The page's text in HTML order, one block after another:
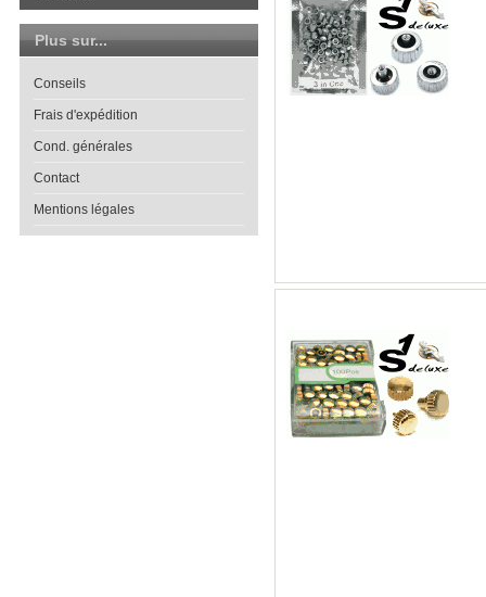
Plus sur...
Conseils
Frais d'expédition
Cond. générales
Contact
Mentions légales